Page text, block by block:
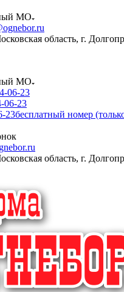
МО
область, г.
МО
06-23
06-23
23бесплатный номер
область, г.